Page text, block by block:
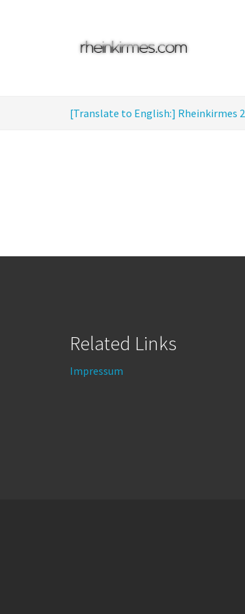
are
[Translate to English:] Rheinkirmes
Related Links
Impressum